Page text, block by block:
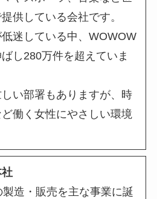
供している会社です。
迷している中、WOWOW
し280万件を超えていま
い部署もありますが、時
働く女性にやさしい環境
造・販売を主な事業に誕